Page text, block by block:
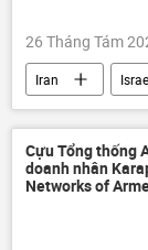
26 Tháng Tám
Iran
Leo thang căng
Hoa Kỳ
Donald Trump
Cựu Tổng thống
doanh nhân
Networks of